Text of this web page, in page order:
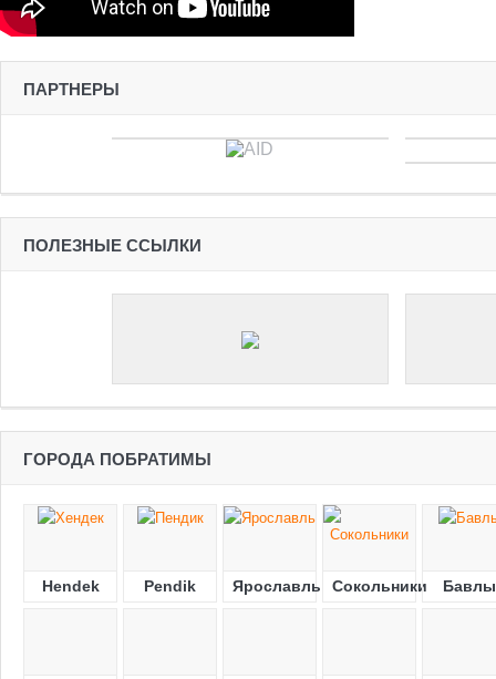
ПАРТНЕРЫ
ПОЛЕЗНЫЕ ССЫЛКИ
ГОРОДА ПОБРАТИМЫ
Hendek Pendik Ярославль Сокольники Бавлы